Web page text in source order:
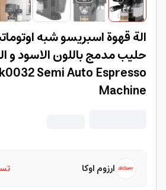
الة قهوة اسبريسو شبه
حليب مدمج باللون الاسود و
Semi Auto Espresso
Machine
ارزوم اوكا